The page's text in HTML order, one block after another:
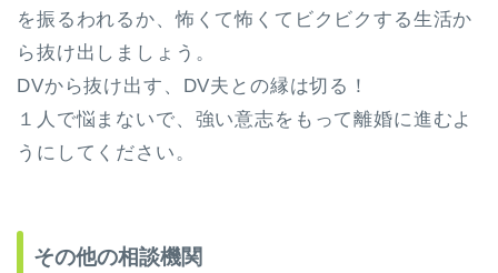
を振るわれるか、怖くて怖くてビクビクする生活か
ら抜け出しましょう。
DVから抜け出す、DV夫との縁は切る！
１人で悩まないで、強い意志をもって離婚に進むよ
うにしてください。
その他の相談機関